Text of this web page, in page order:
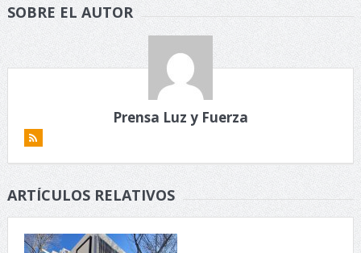
SOBRE EL AUTOR
Prensa Luz y Fuerza
ARTÍCULOS RELATIVOS